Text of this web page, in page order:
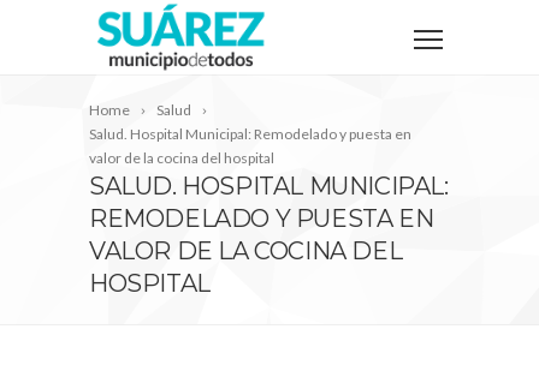
Home
Salud
Salud. Hospital Municipal: Remodelado y puesta en
valor de la cocina del hospital
SALUD. HOSPITAL MUNICIPAL:
REMODELADO Y PUESTA EN
VALOR DE LA COCINA DEL
HOSPITAL